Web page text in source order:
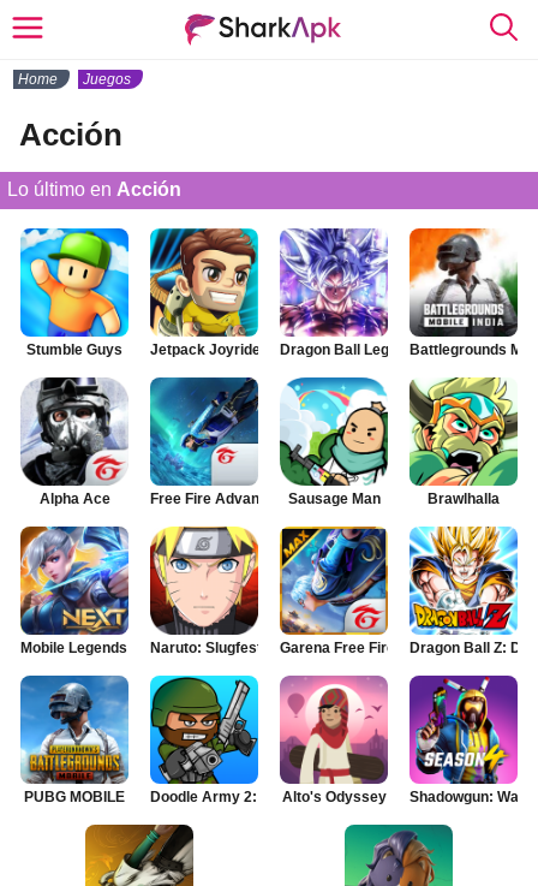
Home Juegos
Acción
Lo último en Acción
Stumble Guys Jetpack Joyride Dragon Ball LegendsBattlegrounds
Alpha Ace Free Fire Advance Sausage Man Brawlhalla
Mobile Legends: Bang Bang
Naruto: Slugfest Garena Free Fire MAXDragon Ball Z:
PUBG MOBILE Doodle Army 2: Mini MilitiaAlto's Odyssey Shadowgun: War